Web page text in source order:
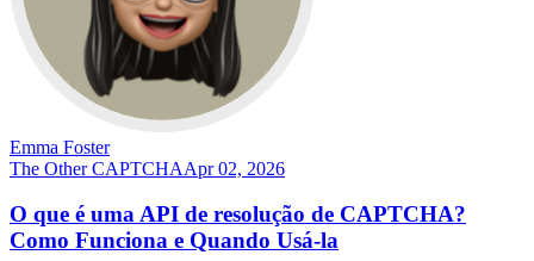
Emma Foster
The Other CAPTCHAApr 02, 2026
O que é uma API de resolução de CAPTCHA?
Como Funciona e Quando Usá-la